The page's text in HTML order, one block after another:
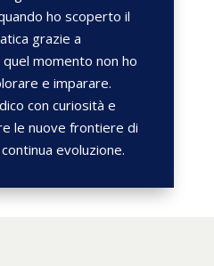
ho scoperto il
grazie a
momento non ho
e imparare.
con curiosità e
le nuove frontiere di
evoluzione.